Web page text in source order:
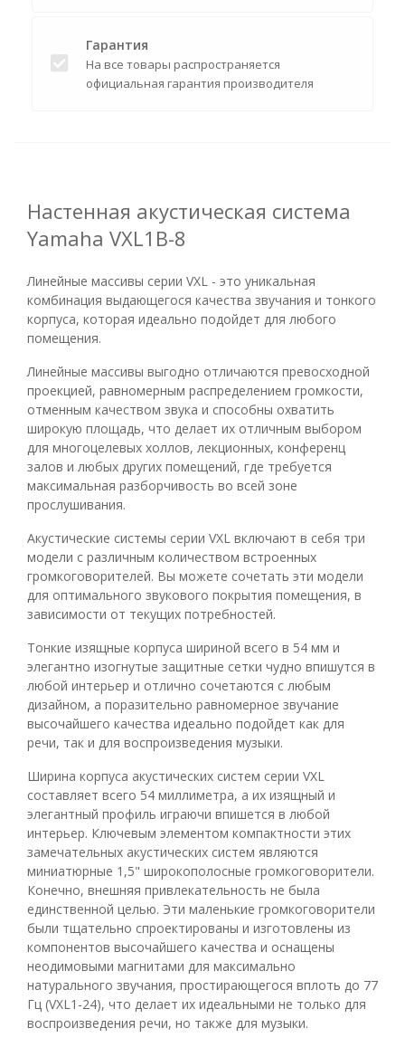
Гарантия
На все товары распространяется
официальная гарантия производителя
Настенная акустическая система
Yamaha VXL1B-8
Линейные массивы серии VXL - это уникальная
комбинация выдающегося качества звучания и тонкого
корпуса, которая идеально подойдет для любого
помещения.
Линейные массивы выгодно отличаются превосходной
проекцией, равномерным распределением громкости,
отменным качеством звука и способны охватить
широкую площадь, что делает их отличным выбором
для многоцелевых холлов, лекционных, конференц
залов и любых других помещений, где требуется
максимальная разборчивость во всей зоне
прослушивания.
Акустические системы серии VXL включают в себя три
модели с различным количеством встроенных
громкоговорителей. Вы можете сочетать эти модели
для оптимального звукового покрытия помещения, в
зависимости от текущих потребностей.
Тонкие изящные корпуса шириной всего в 54 мм и
элегантно изогнутые защитные сетки чудно впишутся в
любой интерьер и отлично сочетаются с любым
дизайном, а поразительно равномерное звучание
высочайшего качества идеально подойдет как для
речи, так и для воспроизведения музыки.
Ширина корпуса акустических систем серии VXL
составляет всего 54 миллиметра, а их изящный и
элегантный профиль играючи впишется в любой
интерьер. Ключевым элементом компактности этих
замечательных акустических систем являются
миниатюрные 1,5" широкополосные громкоговорители.
Конечно, внешняя привлекательность не была
единственной целью. Эти маленькие громкоговорители
были тщательно спроектированы и изготовлены из
компонентов высочайшего качества и оснащены
неодимовыми магнитами для максимально
натурального звучания, простирающегося вплоть до 77
Гц (VXL1-24), что делает их идеальными не только для
воспроизведения речи, но также для музыки.